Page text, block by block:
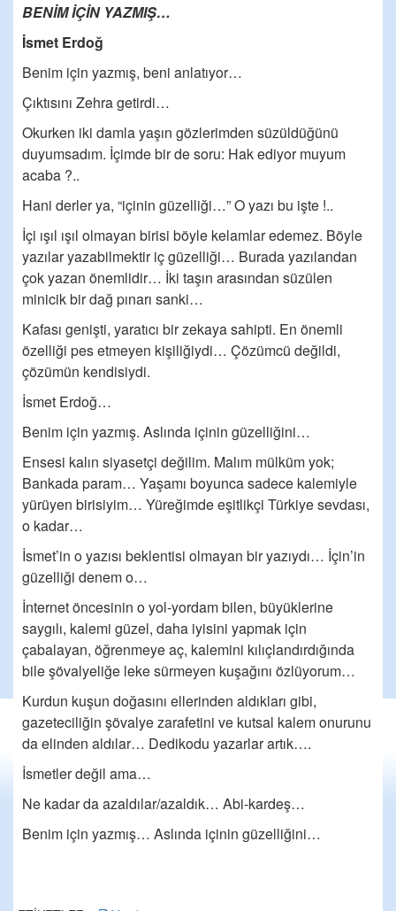
BENİM İÇİN YAZMIŞ…
İsmet Erdoğ
Benim için yazmış, beni anlatıyor…
Çıktısını Zehra getirdi…
Okurken iki damla yaşın gözlerimden süzüldüğünü
duyumsadım. İçimde bir de soru: Hak ediyor muyum
acaba ?..
Hani derler ya, “içinin güzelliği…” O yazı bu işte !..
İçi ışıl ışıl olmayan birisi böyle kelamlar edemez. Böyle
yazılar yazabilmektir iç güzelliği… Burada yazılandan
çok yazan önemlidir… İki taşın arasından süzülen
minicik bir dağ pınarı sanki…
Kafası genişti, yaratıcı bir zekaya sahipti. En önemli
özelliği pes etmeyen kişiliğiydi… Çözümcü değildi,
çözümün kendisiydi.
İsmet Erdoğ…
Benim için yazmış. Aslında içinin güzelliğini…
Ensesi kalın siyasetçi değilim. Malım mülküm yok;
Bankada param… Yaşamı boyunca sadece kalemiyle
yürüyen birisiyim… Yüreğimde eşitlikçi Türkiye sevdası,
o kadar…
İsmet’in o yazısı beklentisi olmayan bir yazıydı… İçin’in
güzelliği denem o…
İnternet öncesinin o yol-yordam bilen, büyüklerine
saygılı, kalemi güzel, daha iyisini yapmak için
çabalayan, öğrenmeye aç, kalemini kılıçlandırdığında
bile şövalyeliğe leke sürmeyen kuşağını özlüyorum…
Kurdun kuşun doğasını ellerinden aldıkları gibi,
gazeteciliğin şövalye zarafetini ve kutsal kalem onurunu
da elinden aldılar… Dedikodu yazarlar artık….
İsmetler değil ama…
Ne kadar da azaldılar/azaldık… Abi-kardeş…
Benim için yazmış… Aslında içinin güzelliğini…